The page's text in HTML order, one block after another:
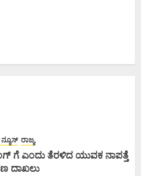
ರಾಜ್ಯ
ಗೆ ಎಂದು ತೆರಳಿದ ಯುವಕ ನಾಪತ್ತೆ
ದಾಖಲು